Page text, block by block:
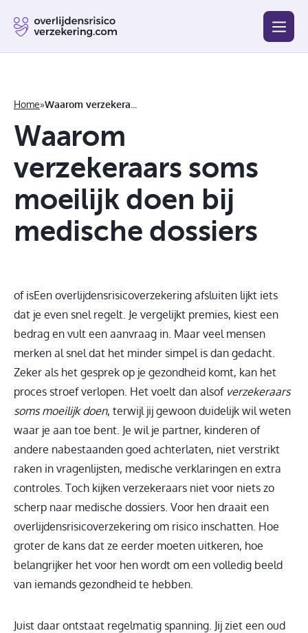
Beste
Home»
Waarom
verzekeraars soms
moeilijk doen bij
medische dossiers
of isEen overlijdensrisicoverzekering afsluiten lijkt iets
dat je even snel regelt. Je vergelijkt premies, kiest een
bedrag en vult een aanvraag in. Maar veel mensen
merken al snel dat het minder simpel is dan gedacht.
Zeker als het gesprek op je gezondheid komt, kan het
proces stroef verlopen. Het voelt dan alsof verzekeraars
soms moeilijk doen, terwijl jij gewoon duidelijk wil weten
waar je aan toe bent. Je wil je partner, kinderen of
andere nabestaanden goed achterlaten, niet verstrikt
raken in vragenlijsten, medische verklaringen en extra
controles. Toch kijken verzekeraars niet voor niets zo
scherp naar medische dossiers. Voor hen draait een
overlijdensrisicoverzekering om risico inschatten. Hoe
groter de kans dat ze eerder moeten uitkeren, hoe
belangrijker het voor hen wordt om een volledig beeld
van iemands gezondheid te hebben.
Juist daar ontstaat regelmatig spanning. Jij ziet een oud